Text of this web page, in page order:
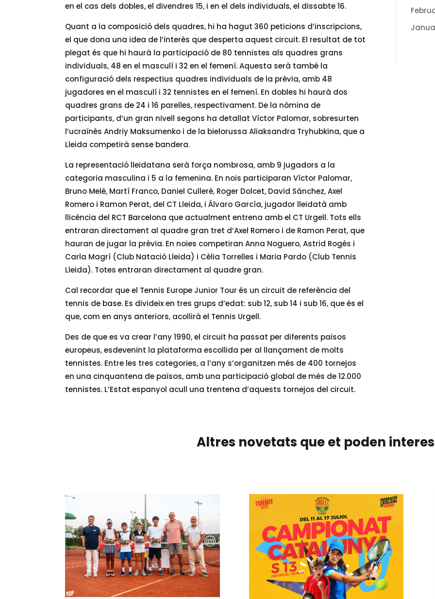
en el cas dels dobles, el divendres 15, i en el dels individuals, el dissabte 16.
Quant a la composició dels quadres, hi ha hagut 360 peticions d’inscripcions,
el que dona una idea de l’interès que desperta aquest circuit. El resultat de tot
plegat és que hi haurà la participació de 80 tennistes als quadres grans
individuals, 48 en el masculí i 32 en el femení. Aquesta serà també la
configuració dels respectius quadres individuals de la prèvia, amb 48
jugadores en el masculí i 32 tennistes en el femení. En dobles hi haurà dos
quadres grans de 24 i 16 parelles, respectivament. De la nòmina de
participants, d’un gran nivell segons ha detallat Víctor Palomar, sobresurten
l’ucraïnès Andriy Maksumenko i de la bielorussa Aliaksandra Tryhubkina, que a
Lleida competirà sense bandera.
La representació lleidatana serà força nombrosa, amb 9 jugadors a la
categoria masculina i 5 a la femenina. En nois participaran Víctor Palomar,
Bruno Melé, Martí Franco, Daniel Culleré, Roger Dolcet, David Sánchez, Axel
Romero i Ramon Perat, del CT Lleida, i Álvaro García, jugador lleidatà amb
llicència del RCT Barcelona que actualment entrena amb el CT Urgell. Tots ells
entraran directament al quadre gran tret d’Axel Romero i de Ramon Perat, que
hauran de jugar la prèvia. En noies competiran Anna Noguero, Astrid Rogés i
Carla Magrí (Club Natació Lleida) i Cèlia Torrelles i Maria Pardo (Club Tennis
Lleida). Totes entraran directament al quadre gran.
Cal recordar que el Tennis Europe Junior Tour és un circuit de referència del
tennis de base. Es divideix en tres grups d’edat: sub 12, sub 14 i sub 16, que és el
que, com en anys anteriors, acollirà el Tennis Urgell.
Des de que es va crear l’any 1990, el circuit ha passat per diferents països
europeus, esdevenint la plataforma escollida per al llançament de molts
tennistes. Entre les tres categories, a l’any s’organitzen més de 400 tornejos
en una cinquantena de països, amb una participació global de més de 12.000
tennistes. L’Estat espanyol acull una trentena d’aquests tornejos del circuit.
Altres novetats que et poden